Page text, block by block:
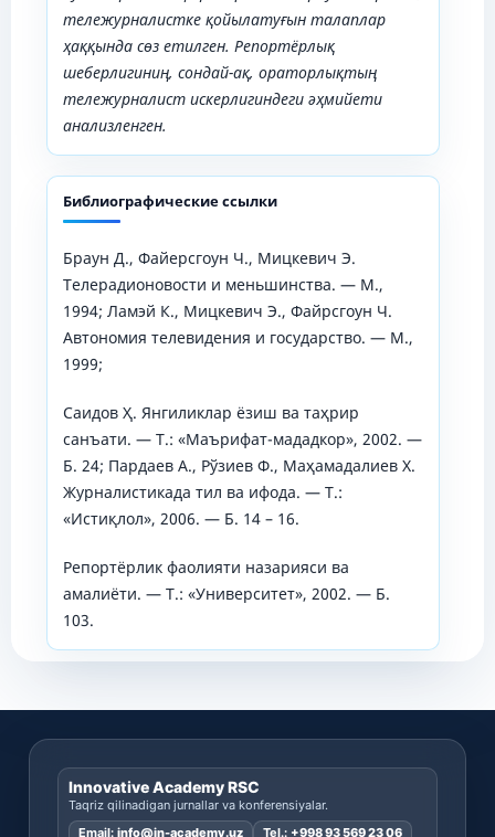
тележурналистке қойылатуғын талаплар
ҳаққында сөз етилген. Репортёрлық
шеберлигиниң, сондай-ақ, ораторлықтың
тележурналист искерлигиндеги әҳмийети
анализленген.
Библиографические ссылки
Браун Д., Файерсгоун Ч., Мицкевич Э.
Телерадионовости и меньшинства. — М.,
1994; Ламэй К., Мицкевич Э., Файрсгоун Ч.
Автономия телевидения и государство. — М.,
1999;
Саидов Ҳ. Янгиликлар ёзиш ва таҳрир
санъати. — T.: «Маърифат-мададкор», 2002. —
Б. 24; Пардаев А., Рўзиев Ф., Маҳамадалиев Х.
Журналистикада тил ва ифода. — Т.:
«Истиқлол», 2006. — Б. 14 – 16.
Репортёрлик фаолияти назарияси ва
амалиёти. — Т.: «Университет», 2002. — Б.
103.
Innovative Academy RSC
Taqriz qilinadigan jurnallar va konferensiyalar.
Email: info@in-academy.uz Tel.: +998 93 569 23 06